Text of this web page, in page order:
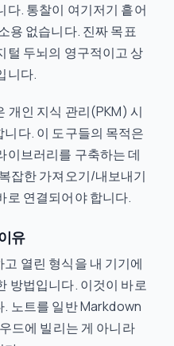
다. 통찰이 여기저기 흩어
용 없습니다. 진짜 목표
털 두뇌의 영구적이고 상
니다.
개인 지식 관리(PKM) 시
다. 이 도구들의 목적은
이브러리를 구축하는 데
잡한 가져오기/내보내기
로 연결되어야 합니다.
유
열린 형식을 내 기기에
방법입니다. 이것이 바로
. 노트를 일반 Markdown
드에 빌리는 게 아니라